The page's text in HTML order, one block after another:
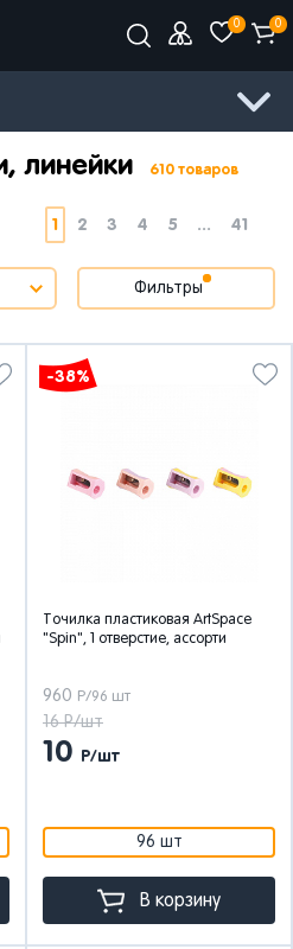
0 0
линейки 610 товаров
1 2 3 4 5 ... 41
Фильтры
-38%
Точилка пластиковая ArtSpace
"Spin", 1 отверстие, ассорти
960 Р/96 шт
16 Р/шт
10 Р/шт
96 шт
В корзину